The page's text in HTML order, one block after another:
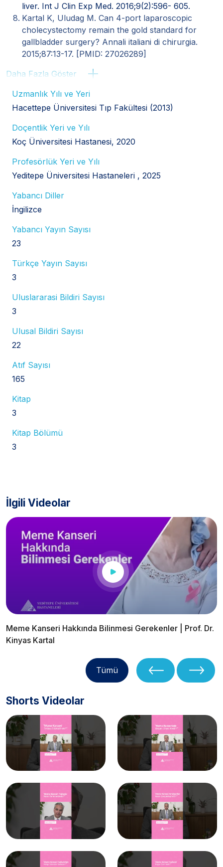
liver. Int J Clin Exp Med. 2016;9(2):596- 605.
Kartal K, Uludag M. Can 4-port laparoscopic
cholecystectomy remain the gold standard for
gallbladder surgery? Annali italiani di chirurgia.
2015;87:13-17. [PMID: 27026289]
Daha Fazla Göster
Uzmanlık Yılı ve Yeri
Hacettepe Üniversitesi Tıp Fakültesi (2013)
Doçentlik Yeri ve Yılı
Koç Üniversitesi Hastanesi, 2020
Profesörlük Yeri ve Yılı
Yeditepe Üniversitesi Hastaneleri , 2025
Yabancı Diller
İngilizce
Yabancı Yayın Sayısı
23
Türkçe Yayın Sayısı
3
Uluslararasi Bildiri Sayısı
3
Ulusal Bildiri Sayısı
22
Atıf Sayısı
165
Kitap
3
Kitap Bölümü
3
İlgili Videolar
Meme Kanseri Hakkında Bilinmesi Gerekenler | Prof. Dr.
Kinyas Kartal
Tümü
Shorts Videolar